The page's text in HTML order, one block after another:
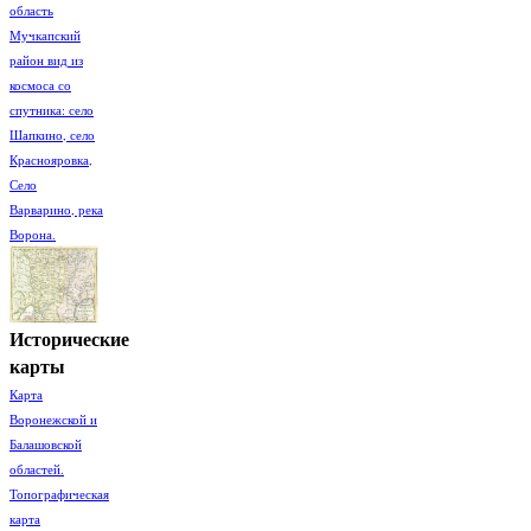
область
Мучкапский
район вид из
космоса со
спутника: село
Шапкино, село
Краснояровка,
Село
Варварино, река
Ворона.
Исторические
карты
Карта
Воронежской и
Балашовской
областей.
Топографическая
карта